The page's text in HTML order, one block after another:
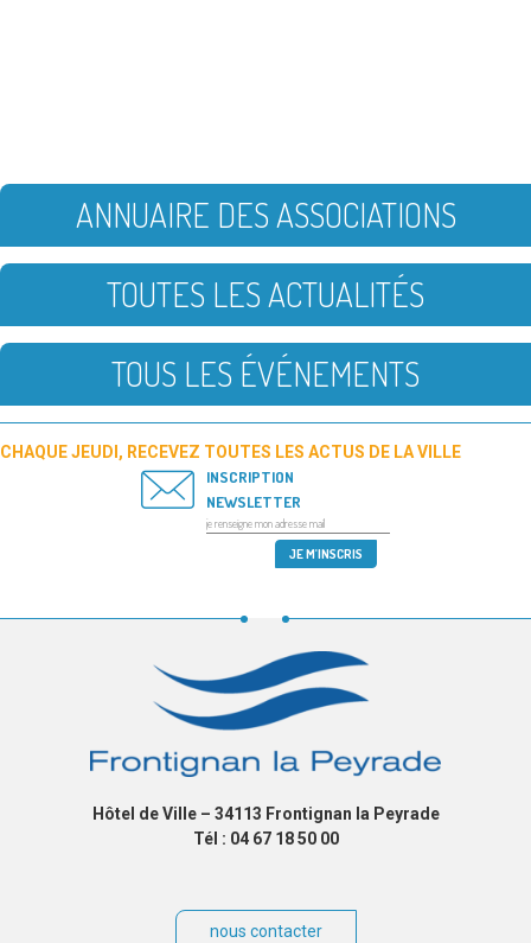
ANNUAIRE DES ASSOCIATIONS
TOUTES LES ACTUALITÉS
TOUS LES ÉVÉNEMENTS
CHAQUE JEUDI, RECEVEZ TOUTES LES ACTUS DE LA VILLE
INSCRIPTION
NEWSLETTER
Hôtel de Ville – 34113 Frontignan la Peyrade
Tél : 04 67 18 50 00
nous contacter